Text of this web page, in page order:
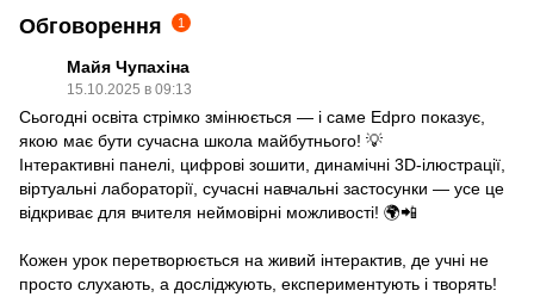
Обговорення 1
Майя Чупахіна
15.10.2025 в 09:13
Сьогодні освіта стрімко змінюється — і саме Edpro показує,
якою має бути сучасна школа майбутнього! 💡
Інтерактивні панелі, цифрові зошити, динамічні 3D-ілюстрації,
віртуальні лабораторії, сучасні навчальні застосунки — усе це
відкриває для вчителя неймовірні можливості! 🌍📲
Кожен урок перетворюється на живий інтерактив, де учні не
просто слухають, а досліджують, експериментують і творять!